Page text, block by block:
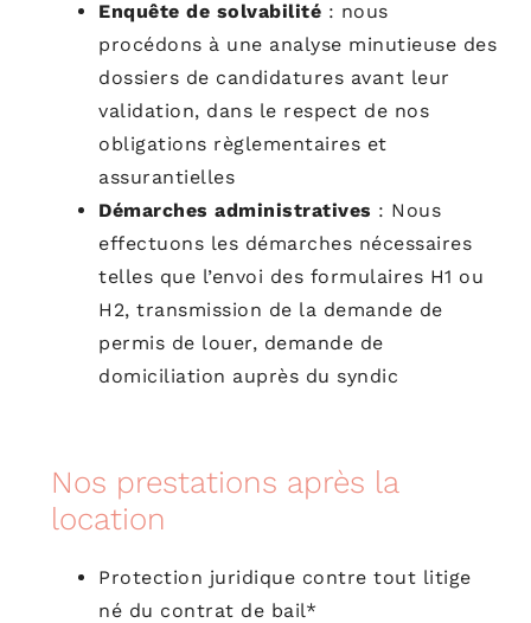
Enquête de solvabilité : nous
procédons à une analyse minutieuse des
dossiers de candidatures avant leur
validation, dans le respect de nos
obligations règlementaires et
assurantielles
Démarches administratives : Nous
effectuons les démarches nécessaires
telles que l’envoi des formulaires H1 ou
H2, transmission de la demande de
permis de louer, demande de
domiciliation auprès du syndic
Nos prestations après la
location
Protection juridique contre tout litige
né du contrat de bail*